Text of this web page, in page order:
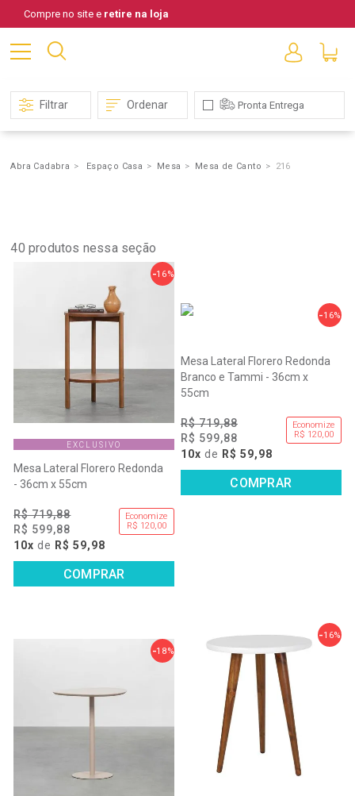
Compre no site e retire na loja
Abra Cadabra Espaço Casa Mesa Mesa de Canto 216
Filtrar Ordenar Pronta Entrega
40 produtos nessa seção
16%
EXCLUSIVO
Mesa Lateral Florero Redonda
- 36cm x 55cm
R$ 719,88
R$ 599,88
Economize
R$ 120,00
10x de R$ 59,98
COMPRAR
16%
Mesa Lateral Florero Redonda
Branco e Tammi - 36cm x
55cm
R$ 719,88
R$ 599,88
Economize
R$ 120,00
10x de R$ 59,98
COMPRAR
18%
16%